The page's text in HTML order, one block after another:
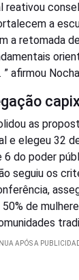
reativou
a
a retomada
afirmou
as
e elegeu 32
6 do poder
seguiu os
de